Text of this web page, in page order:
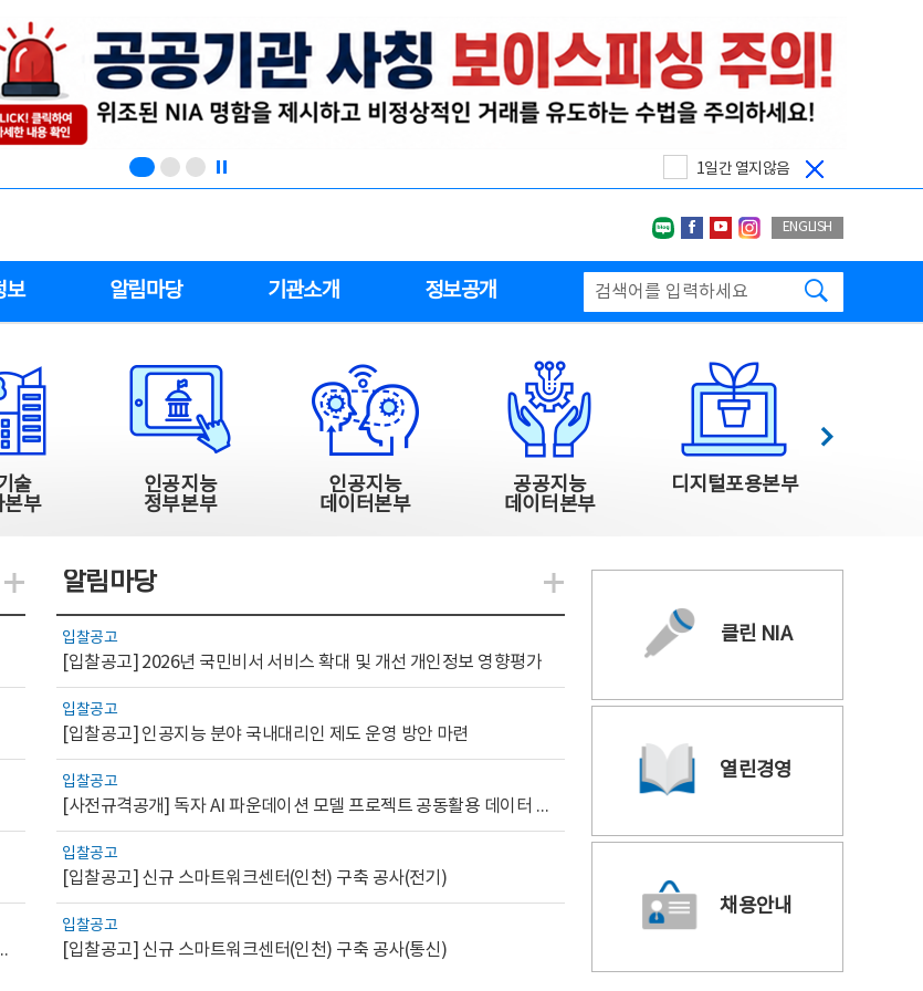
1일간 열지않음
네이버블로그
페이스북
유투브인스타그랩
ENGLISH
보 알림마당 기관소개 정보공개
술
본부
인공지능
정부본부
인공지능
데이터본부
공공지능
데이터본부
디지털포용본부
다음
를 가진 SaaS만 살아남는다
지식관련 더보기
알림마당
입찰공고
[입찰공고] 2026년 국민비서 서비스 확대 및 개선 개인정보 영향평가
입찰공고
[입찰공고] 인공지능 분야 국내대리인 제도 운영 방안 마련
입찰공고
[사전규격공개] 독자 AI 파운데이션 모델 프로젝트 공동활용 데이터 지원사업(2차)
입찰공고
[입찰공고] 신규 스마트워크센터(인천) 구축 공사(전기)
입찰공고
[입찰공고] 신규 스마트워크센터(인천) 구축 공사(통신)
알림관련 더보기
클린 NIA
열린경영
채용안내